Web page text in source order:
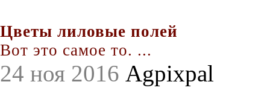
Цветы лиловые полей
Вот это самое то. ...
24 ноя 2016 Agpixpal